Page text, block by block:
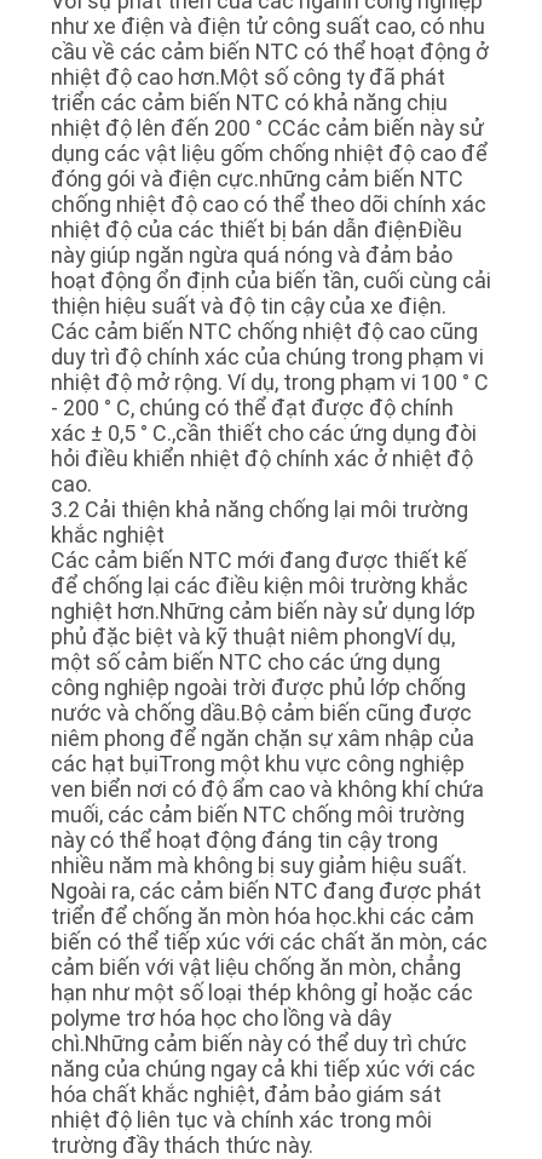
như xe điện và điện tử công suất cao, có nhu
cầu về các cảm biến NTC có thể hoạt động ở
nhiệt độ cao hơn.Một số công ty đã phát
triển các cảm biến NTC có khả năng chịu
nhiệt độ lên đến 200 ° CCác cảm biến này sử
dụng các vật liệu gốm chống nhiệt độ cao để
đóng gói và điện cực.những cảm biến NTC
chống nhiệt độ cao có thể theo dõi chính xác
nhiệt độ của các thiết bị bán dẫn điệnĐiều
này giúp ngăn ngừa quá nóng và đảm bảo
hoạt động ổn định của biến tần, cuối cùng cải
thiện hiệu suất và độ tin cậy của xe điện.
Các cảm biến NTC chống nhiệt độ cao cũng
duy trì độ chính xác của chúng trong phạm vi
nhiệt độ mở rộng. Ví dụ, trong phạm vi 100 ° C
- 200 ° C, chúng có thể đạt được độ chính
xác ± 0,5 ° C.,cần thiết cho các ứng dụng đòi
hỏi điều khiển nhiệt độ chính xác ở nhiệt độ
cao.
3.2 Cải thiện khả năng chống lại môi trường
khắc nghiệt
Các cảm biến NTC mới đang được thiết kế
để chống lại các điều kiện môi trường khắc
nghiệt hơn.Những cảm biến này sử dụng lớp
phủ đặc biệt và kỹ thuật niêm phongVí dụ,
một số cảm biến NTC cho các ứng dụng
công nghiệp ngoài trời được phủ lớp chống
nước và chống dầu.Bộ cảm biến cũng được
niêm phong để ngăn chặn sự xâm nhập của
các hạt bụiTrong một khu vực công nghiệp
ven biển nơi có độ ẩm cao và không khí chứa
muối, các cảm biến NTC chống môi trường
này có thể hoạt động đáng tin cậy trong
nhiều năm mà không bị suy giảm hiệu suất.
Ngoài ra, các cảm biến NTC đang được phát
triển để chống ăn mòn hóa học.khi các cảm
biến có thể tiếp xúc với các chất ăn mòn, các
cảm biến với vật liệu chống ăn mòn, chẳng
hạn như một số loại thép không gỉ hoặc các
polyme trơ hóa học cho lồng và dây
chì.Những cảm biến này có thể duy trì chức
năng của chúng ngay cả khi tiếp xúc với các
hóa chất khắc nghiệt, đảm bảo giám sát
nhiệt độ liên tục và chính xác trong môi
trường đầy thách thức này.